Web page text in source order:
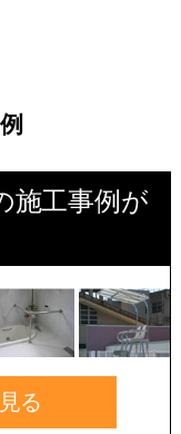
施工事例が
る